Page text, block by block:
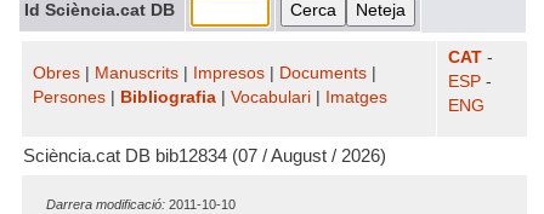
Id Sciència.cat DB
Obres Manuscrits Impresos Documents
Persones
Bibliografia Vocabulari Imatges
CAT -
ESP -
ENG
Sciència.cat DB bib12834 (07 / August / 2026)
Darrera modificació: 2011-10-10